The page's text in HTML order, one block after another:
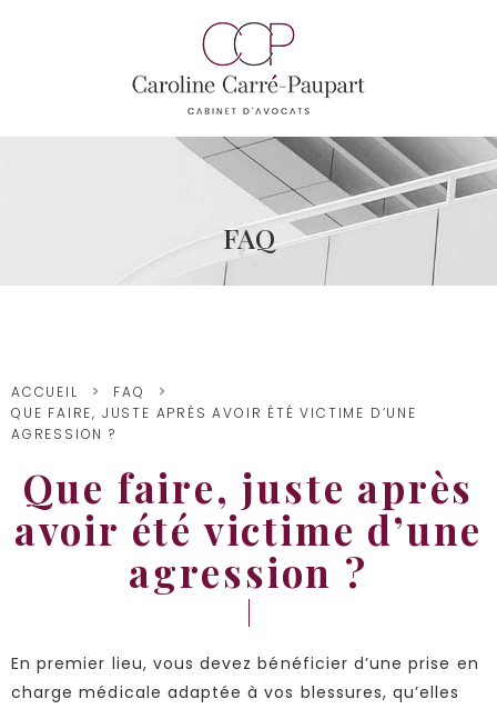
FAQ
ACCUEIL
FAQ
QUE FAIRE, JUSTE APRÈS AVOIR ÉTÉ VICTIME D’UNE
AGRESSION ?
Que faire, juste après
avoir été victime d’une
agression ?
En premier lieu, vous devez bénéficier d’une prise en
charge médicale adaptée à vos blessures, qu’elles